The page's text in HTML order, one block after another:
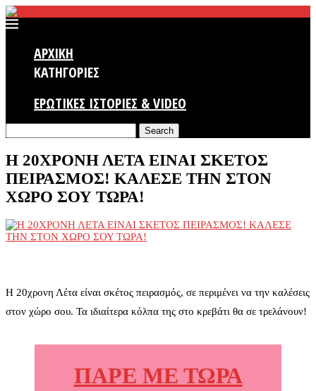
ΑΡΧΙΚΗ
ΚΑΤΗΓΟΡΙΕΣ
ΕΡΩΤΙΚΕΣ ΙΣΤΟΡΙΕΣ & VIDEO
Search
Η 20ΧΡΟΝΗ ΛΕΤΑ ΕΙΝΑΙ ΣΚΕΤΟΣ
ΠΕΙΡΑΣΜΟΣ! ΚΑΛΕΣΕ ΤΗΝ ΣΤΟΝ
ΧΩΡΟ ΣΟΥ ΤΩΡΑ!
Η 20χρονη Λέτα είναι σκέτος πειρασμός, σε περιμένει να την καλέσεις
στον χώρο σου. Τα ιδιαίτερα κόλπα της στο κρεβάτι θα σε τρελάνουν!
ΠΑΡΕ ΜΕ ΤΩΡΑ